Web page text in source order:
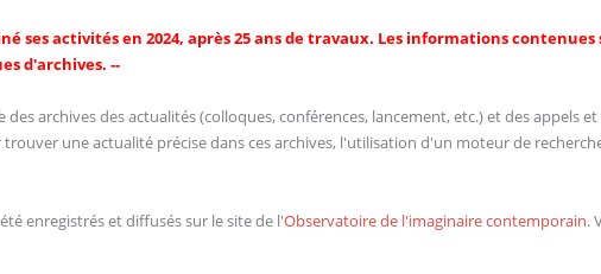
ses activités en 2024, après 25 ans de travaux. Les informations
d'archives. --
archives des actualités (colloques, conférences, lancement, etc.) et des appels
une actualité précise dans ces archives, l'utilisation d'un moteur de
enregistrés et diffusés sur le site de l'Observatoire de l'imaginaire contemporain.